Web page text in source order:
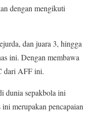
dengan mengikuti
dan juara 3, hingga
ini. Dengan membawa
dari AFF ini.
dunia sepakbola ini
merupakan pencapaian